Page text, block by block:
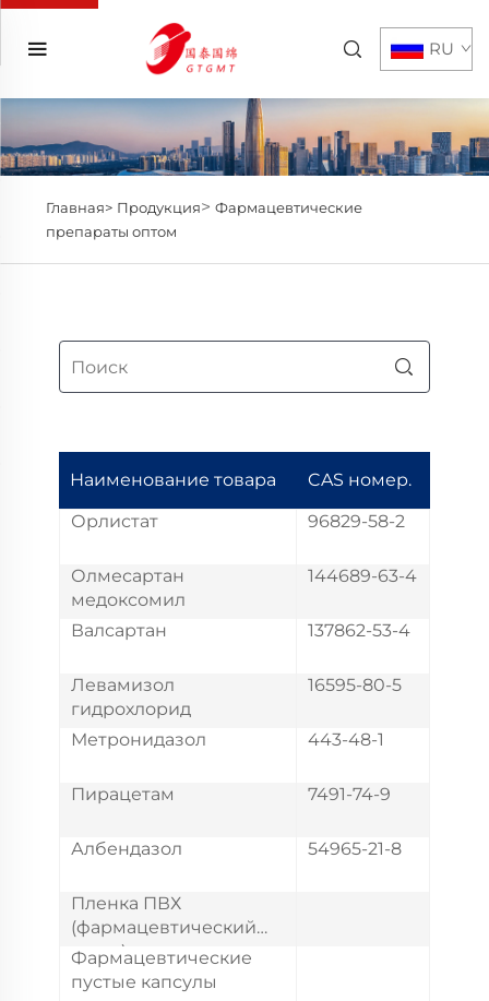
RU
Главная> Продукция> Фармацевтические
препараты оптом
Наименование товара
CAS номер.
Орлистат
96829-58-2
Олмесартан
медоксомил
144689-63-4
Валсартан 137862-53-4
Левамизол
гидрохлорид
16595-80-5
Метронидазол 443-48-1
Пирацетам 7491-74-9
Албендазол 54965-21-8
Пленка ПВХ
(фармацевтический
класс)
Фармацевтические
пустые капсулы